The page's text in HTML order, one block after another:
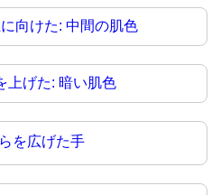
向けた: 中間の肌色
上げた: 暗い肌色
を広げた手